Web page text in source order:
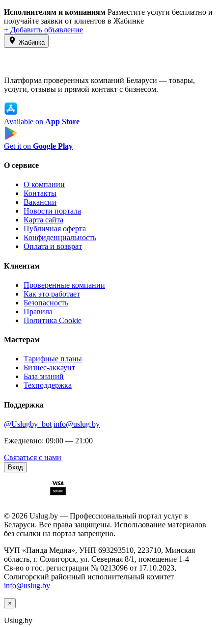
Исполнителям и компаниям Разместите услуги бесплатно и
получайте заявки от клиентов в Жабинке
+ Добавить объявление
Жабинка
Платформа проверенных компаний Беларуси — товары,
услуги, отзывы и прямой контакт с бизнесом.
Available on App Store
Get it on Google Play
О сервисе
О компании
Контакты
Вакансии
Новости портала
Карта сайта
Публичная оферта
Конфиденциальность
Оплата и возврат
Клиентам
Проверенные компании
Как это работает
Безопасность
Правила
Политика Cookie
Мастерам
Тарифные планы
Бизнес-аккаунт
База знаний
Техподдержка
Поддержка
@Uslugby_bot info@uslug.by
Ежедневно: 09:00 — 21:00
Связаться с нами
Вход
© 2026 Uslug.by — Профессиональный портал услуг в
Беларуси. Все права защищены. Использование материалов
без ссылки на портал запрещено.
ЧУП «Панда Медиа», УНП 693293510, 223710, Минская
область, г. Солигорск, ул. Северная 8/1, помещение 1-4
Св-во о гос. регистрации № 0213096 от 17.10.2023,
Солигорский районный исполнительный комитет
info@uslug.by
×
Uslug.by